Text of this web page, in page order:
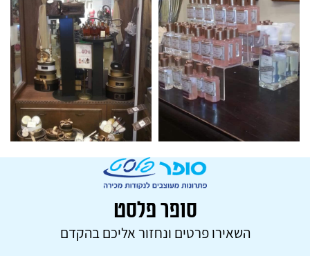
סופר פלסט
השאירו פרטים ונחזור אליכם בהקדם